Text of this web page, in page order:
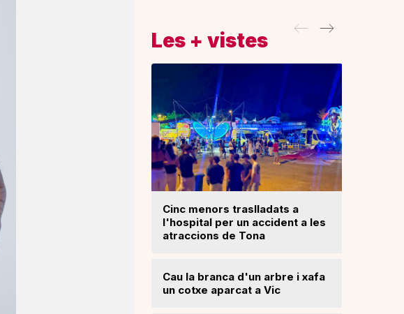
Les + vistes
Cinc menors traslladats a
l'hospital per un accident a les
atraccions de Tona
Cau la branca d'un arbre i xafa
un cotxe aparcat a Vic